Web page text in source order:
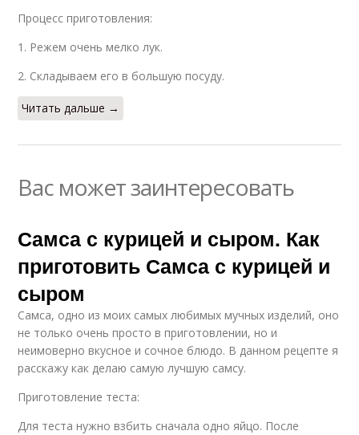
Процесс приготовления:
1. Режем очень мелко лук.
2. Складываем его в большую посуду.
Читать дальше →
Вас может заинтересовать
Самса с курицей и сыром. Как
приготовить Самса с курицей и
сыром
Самса, одно из моих самых любимых мучных изделий, оно
не только очень просто в приготовлении, но и
неимоверно вкусное и сочное блюдо. В данном рецепте я
расскажу как делаю самую лучшую самсу.
Приготовление теста:
Для теста нужно взбить сначала одно яйцо. После